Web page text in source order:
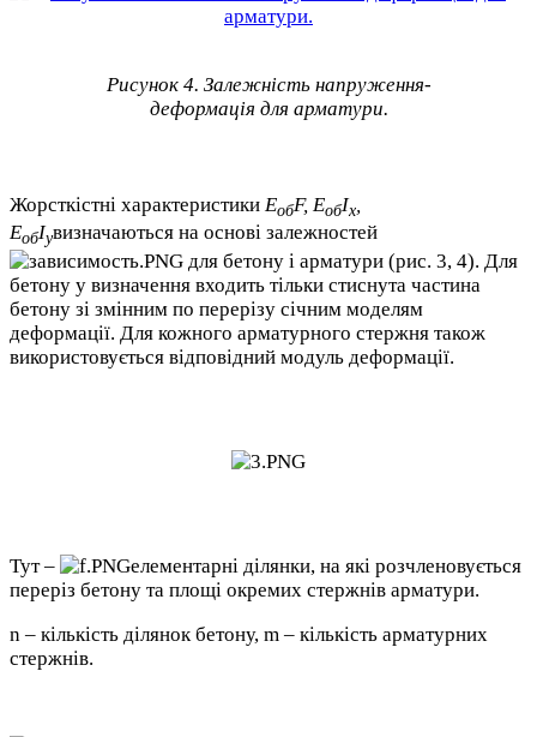
Рисунок 4. Залежність напруження-
деформація для арматури.
Жорсткістні характеристики ЕобF, ЕобIx,
ЕобIyвизначаються на основі залежностей
для бетону і арматури (рис. 3, 4). Для
бетону у визначення входить тільки стиснута частина
бетону зі змінним по перерізу січним моделям
деформації. Для кожного арматурного стержня також
використовується відповідний модуль деформації.
Тут –
елементарні ділянки, на які розчленовується
переріз бетону та площі окремих стержнів арматури.
n – кількість ділянок бетону, m – кількість арматурних
стержнів.